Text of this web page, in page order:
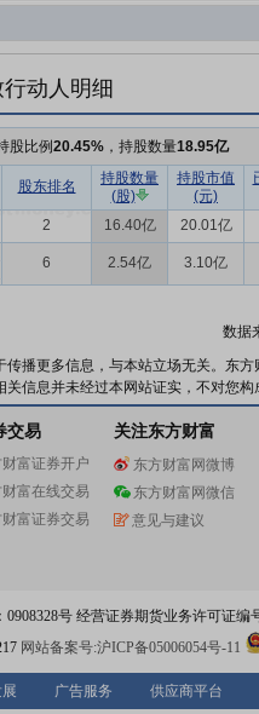
动人明细
股比例20.45% ，持股数量18.95亿
股东排名
持股数量
(股)
持股市值
(元)
2 16.40亿 20.01亿
6 2.54亿 3.10亿
数据
传播更多信息，与本站立场无关。东
信息并未经过本网站证实，不对您
交易
财富证券开户
财富在线交易
财富证券交易
关注东方财富
东方财富网微博
东方财富网微信
意见与建议
号 经营证券期货业务许可证编
网站备案号:沪ICP备05006054号-11
广告服务 供应商平台